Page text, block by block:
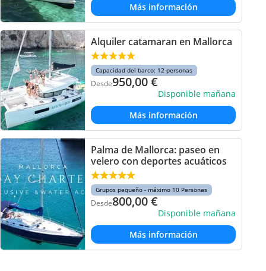
Más información
Alquiler catamaran en Mallorca
Capacidad del barco: 12 personas
Desde950,00€
Disponible mañana
Más información
Palma de Mallorca: paseo en
velero con deportes acuáticos
Grupos pequeño - máximo 10 Personas
Desde800,00€
Disponible mañana
Más información